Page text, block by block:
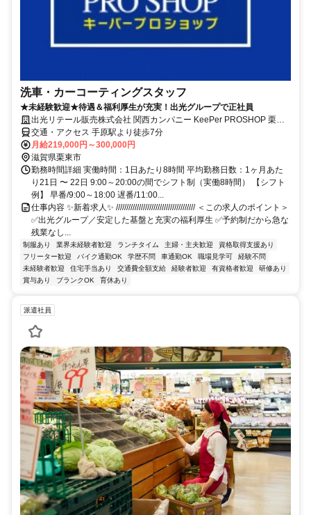
洗車・カーコーティングスタッフ
★未経験歓迎★待遇＆福利厚生が充実！出光グループで正社員
出光リテール販売株式会社 関西カンパニー KeePer PROSHOP 栗東
インター店
交通・アクセス 手原駅より徒歩7分
月給219,000円～300,000円
滋賀県栗東市
勤務時間詳細 実働時間：1日あたり8時間 平均勤務日数：1ヶ月あた
り21日 〜 22日 9:00～20:00の間でシフト制（実働8時間） 【シフト
例】 早番/9:00～18:00 遅番/11:00...
仕事内容 ✨新着求人✨ ////////////////////////////////////// ＜この求人のポイント＞
✅出光グループ／安定した基盤と充実の福利厚生 ✅予約制だから急な
残業なし...
制服あり 業界未経験者歓迎 ランチタイム 主婦・主夫歓迎
資格取得支援あり
フリーター歓迎
バイク通勤OK 学歴不問 車通勤OK 職場見学可
経験不問
未経験者歓迎
住宅手当あり 交通費全額支給 経験者歓迎 有資格者歓迎
研修あり
賞与あり
ブランクOK 育休あり
派遣社員